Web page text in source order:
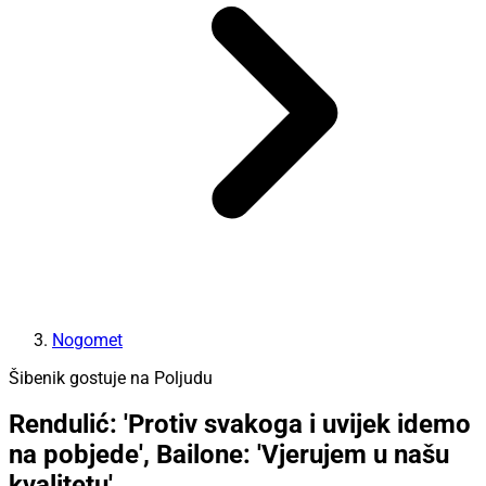
Nogomet
Šibenik gostuje na Poljudu
Rendulić: 'Protiv svakoga i uvijek idemo
na pobjede', Bailone: 'Vjerujem u našu